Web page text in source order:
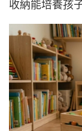
收納能培養孩